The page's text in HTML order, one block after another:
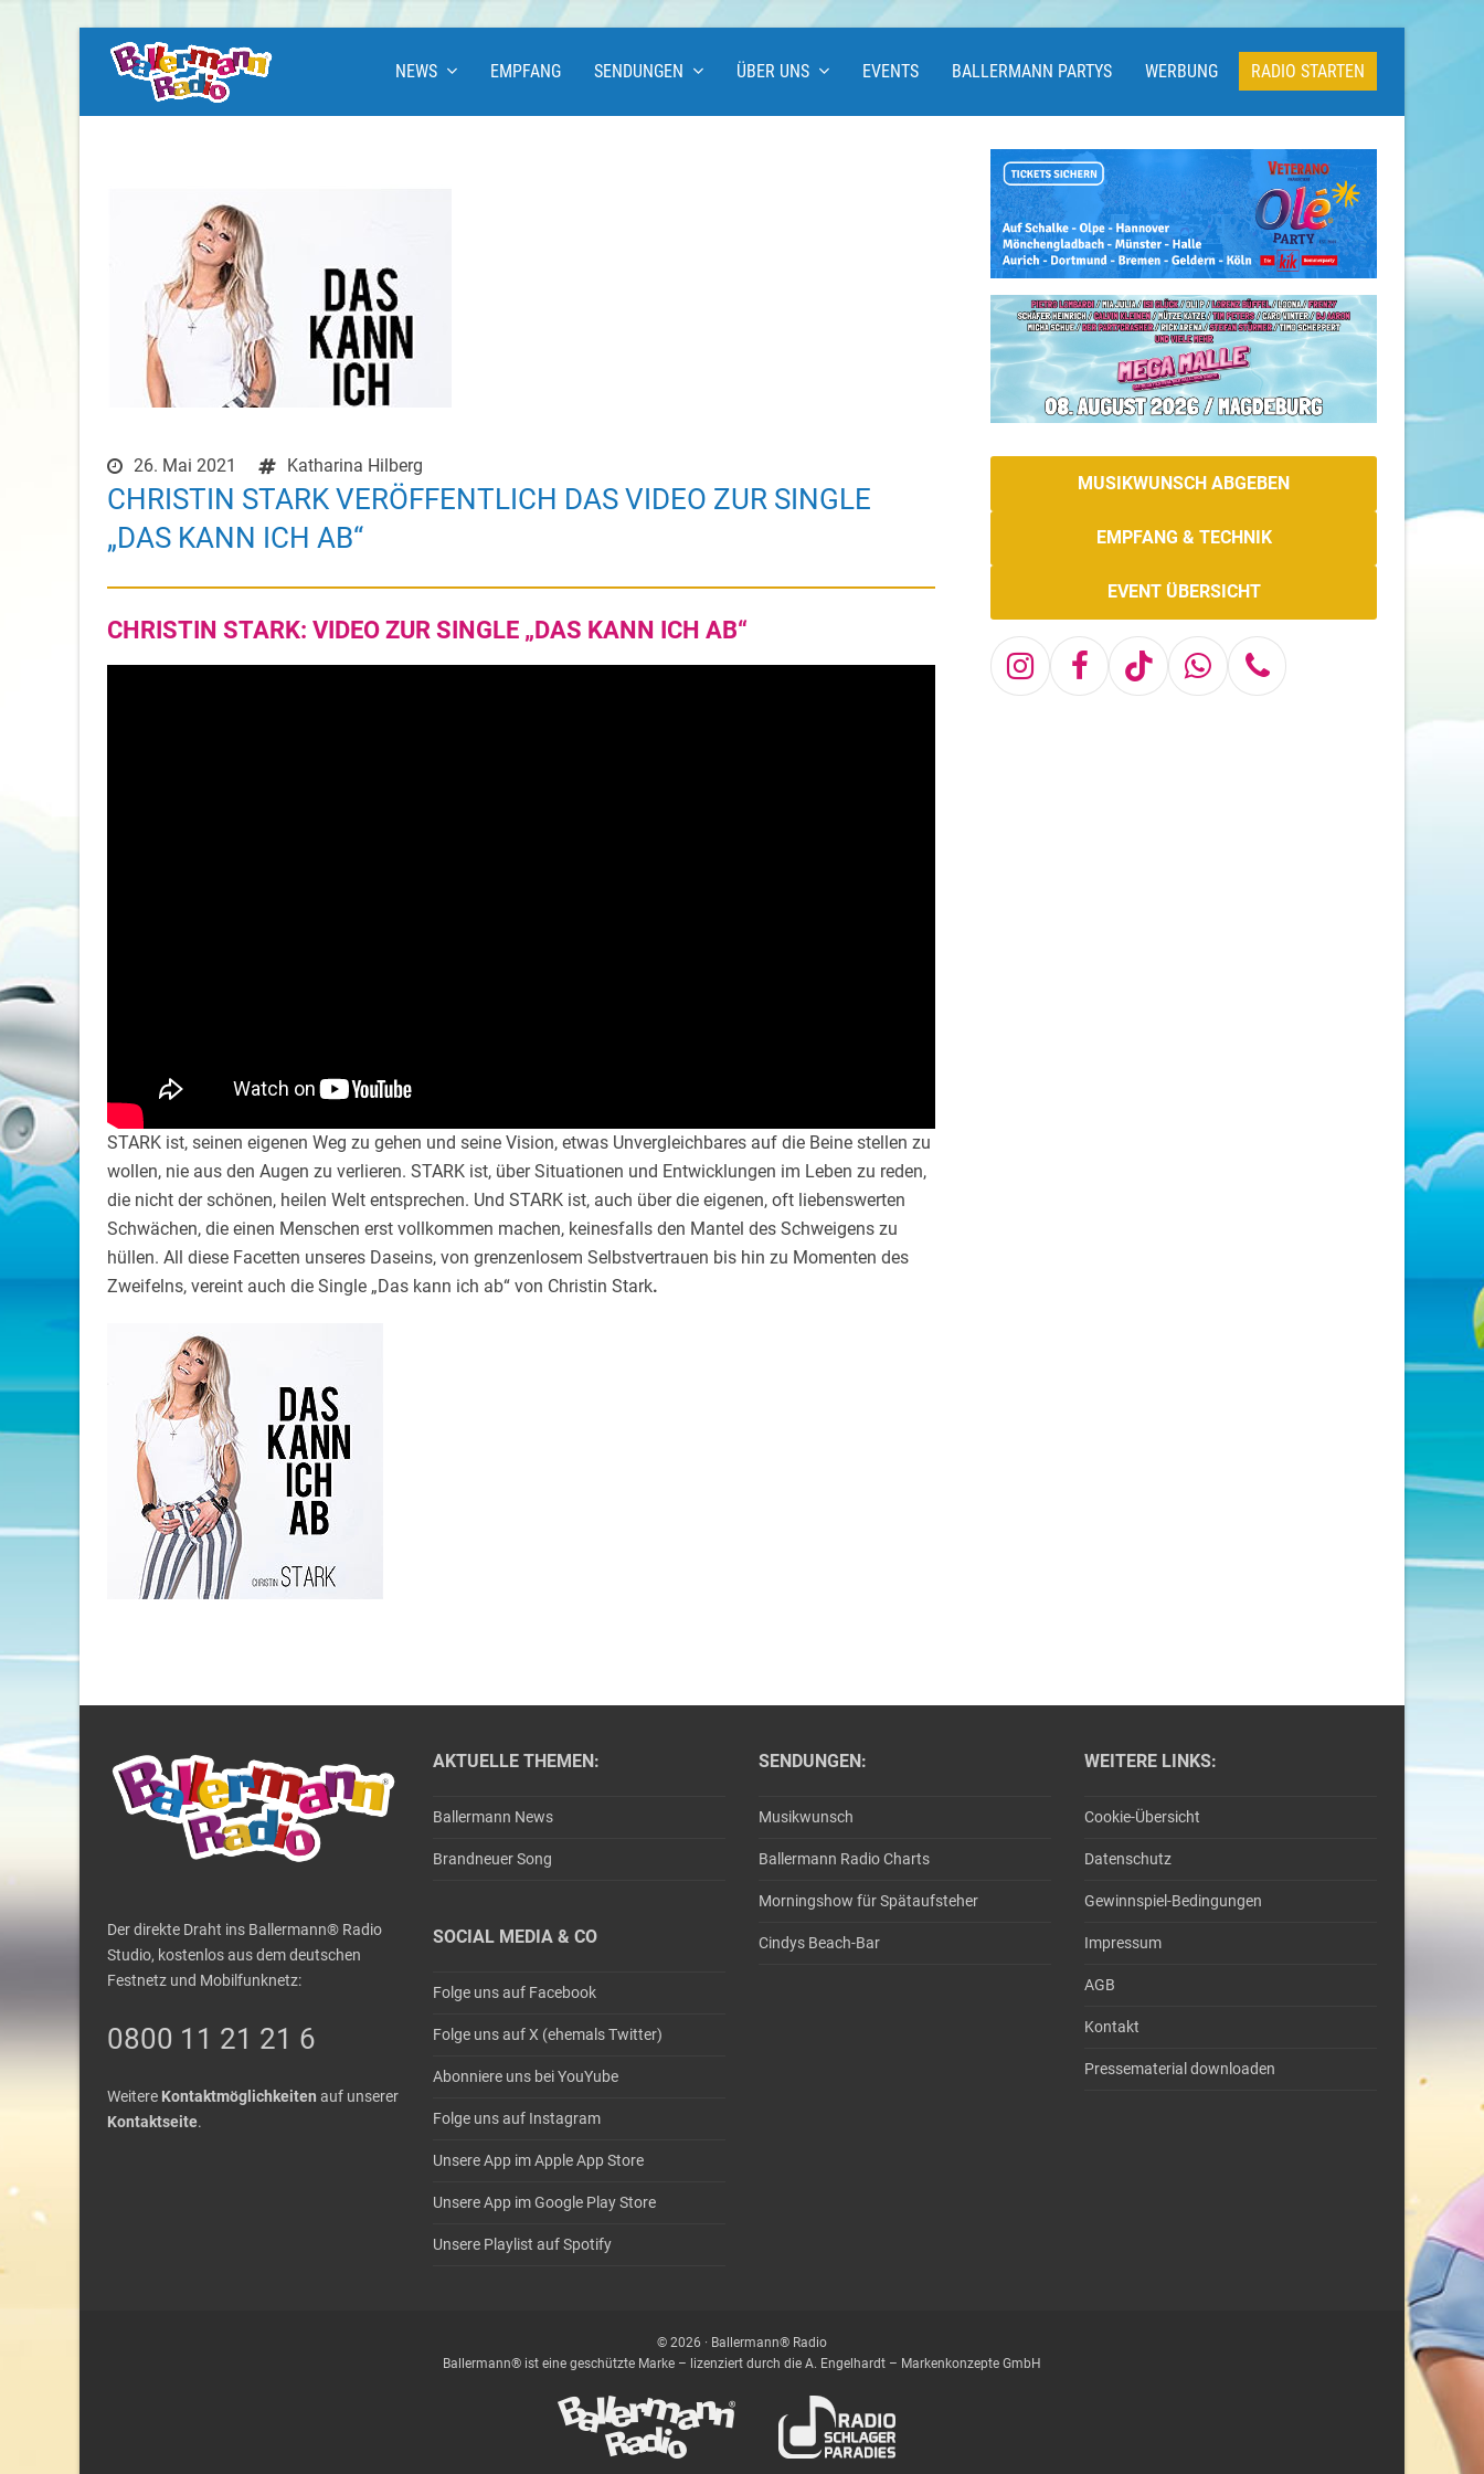
NEWS EMPFANG SENDUNGEN ÜBER UNS EVENTS BALLERMANN PARTYS WERBUNG RADIO STARTEN
26. Mai 2021 Katharina Hilberg
CHRISTIN STARK VERÖFFENTLICH DAS VIDEO ZUR SINGLE
„DAS KANN ICH AB“
CHRISTIN STARK: VIDEO ZUR SINGLE „DAS KANN ICH AB“
STARK ist, seinen eigenen Weg zu gehen und seine Vision, etwas Unvergleichbares auf die Beine stellen zu
wollen, nie aus den Augen zu verlieren. STARK ist, über Situationen und Entwicklungen im Leben zu reden,
die nicht der schönen, heilen Welt entsprechen. Und STARK ist, auch über die eigenen, oft liebenswerten
Schwächen, die einen Menschen erst vollkommen machen, keinesfalls den Mantel des Schweigens zu
hüllen. All diese Facetten unseres Daseins, von grenzenlosem Selbstvertrauen bis hin zu Momenten des
Zweifelns, vereint auch die Single „Das kann ich ab“ von Christin Stark.
MUSIKWUNSCH ABGEBEN
EMPFANG & TECHNIK
EVENT ÜBERSICHT
Instagram
Facebook
TiktokWhatsapp
Telefon
Der direkte Draht ins Ballermann® Radio
Studio, kostenlos aus dem deutschen
Festnetz und Mobilfunknetz:
0800 11 21 21 6
Weitere Kontaktmöglichkeiten auf unserer
Kontaktseite.
AKTUELLE THEMEN:
Ballermann News
Brandneuer Song
SOCIAL MEDIA & CO
Folge uns auf Facebook
Folge uns auf X (ehemals Twitter)
Abonniere uns bei YouYube
Folge uns auf Instagram
Unsere App im Apple App Store
Unsere App im Google Play Store
Unsere Playlist auf Spotify
SENDUNGEN:
Musikwunsch
Ballermann Radio Charts
Morningshow für Spätaufsteher
Cindys Beach-Bar
WEITERE LINKS:
Cookie-Übersicht
Datenschutz
Gewinnspiel-Bedingungen
Impressum
AGB
Kontakt
Pressematerial downloaden
© 2026 · Ballermann® Radio
Ballermann® ist eine geschützte Marke – lizenziert durch die A. Engelhardt – Markenkonzepte GmbH